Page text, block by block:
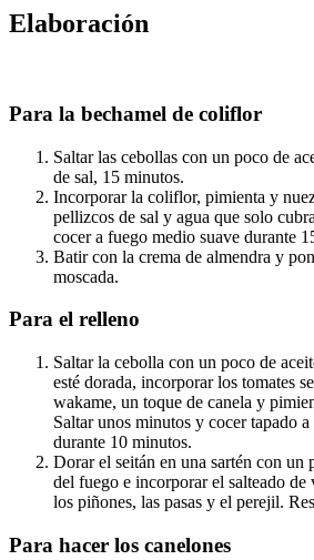
Elaboración
Para la bechamel de coliflor
Saltar las cebollas con un poco de
de sal, 15 minutos.
Incorporar la coliflor, pimienta y
pellizcos de sal y agua que solo
cocer a fuego medio suave durante
Batir con la crema de almendra y
moscada.
Para el relleno
Saltar la cebolla con un poco de
esté dorada, incorporar los tomates
wakame, un toque de canela y
Saltar unos minutos y cocer tapado
durante 10 minutos.
Dorar el seitán en una sartén con un
del fuego e incorporar el salteado de
los piñones, las pasas y el perejil.
Para hacer los canelones